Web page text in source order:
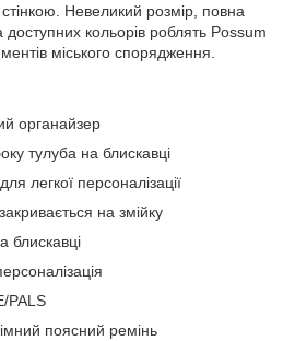
Невеликий розмір, повна
доступних кольорів роблять Possum
міського спорядження.
органайзер
тулуба на блискавці
легкої персоналізації
на змійку
блискавці
PALS
поясний ремінь